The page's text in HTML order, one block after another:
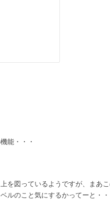
能・・・
を図っているようですが、まあ
ルのこと気にするかってーと・・